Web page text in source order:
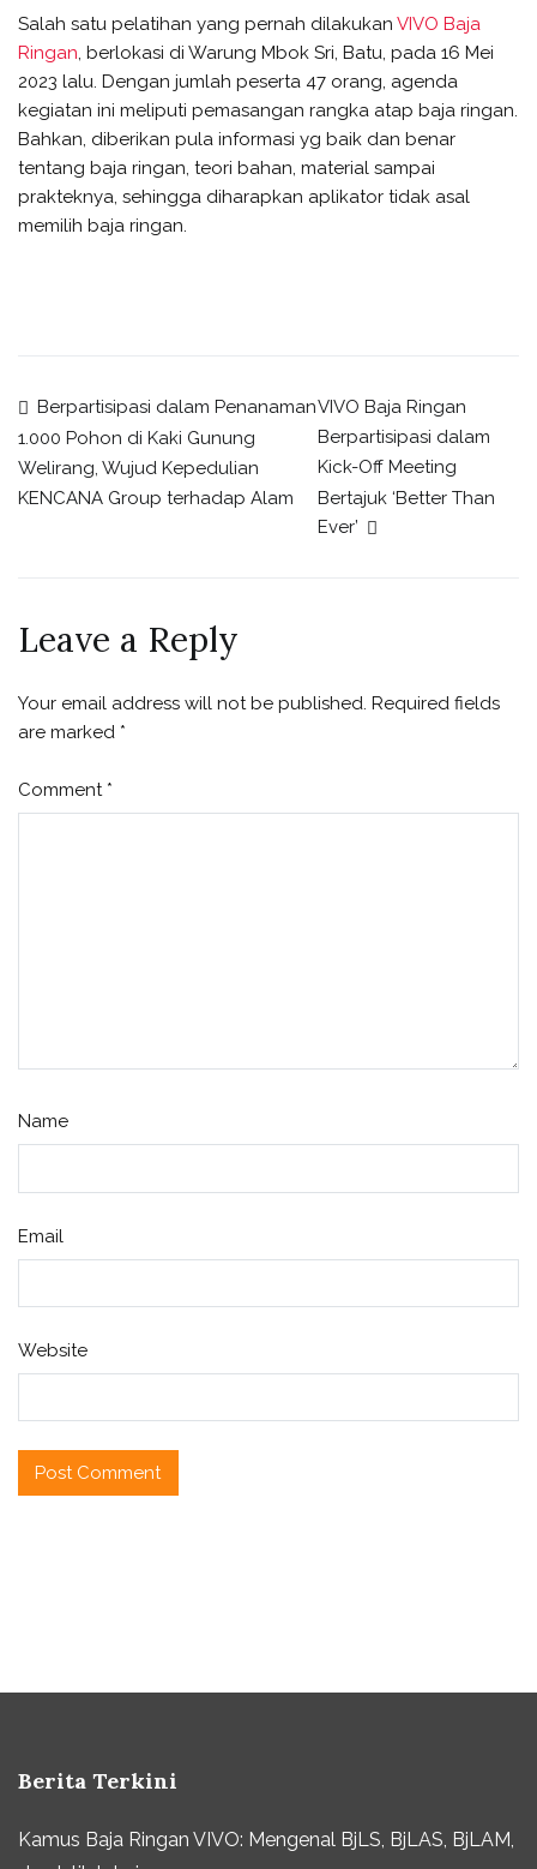
Salah satu pelatihan yang pernah dilakukan VIVO Baja
Ringan, berlokasi di Warung Mbok Sri, Batu, pada 16 Mei
2023 lalu. Dengan jumlah peserta 47 orang, agenda
kegiatan ini meliputi pemasangan rangka atap baja ringan.
Bahkan, diberikan pula informasi yg baik dan benar
tentang baja ringan, teori bahan, material sampai
prakteknya, sehingga diharapkan aplikator tidak asal
memilih baja ringan.
Berpartisipasi dalam Penanaman
1.000 Pohon di Kaki Gunung
Welirang, Wujud Kepedulian
KENCANA Group terhadap Alam
VIVO Baja Ringan
Berpartisipasi dalam
Kick-Off Meeting
Bertajuk ‘Better Than
Ever’
Leave a Reply
Your email address will not be published. Required fields
are marked *
Comment *
Name
Email
Website
Berita Terkini
Kamus Baja Ringan VIVO: Mengenal BjLS, BjLAS, BjLAM,